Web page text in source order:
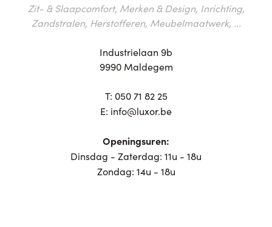
Zit- & Slaapcomfort, Merken & Design, Inrichting,
Zandstralen, Herstofferen, Meubelmaatwerk, ...
Industrielaan 9b
9990 Maldegem
T: 050 71 82 25
E: info@luxor.be
Openingsuren:
Dinsdag - Zaterdag: 11u - 18u
Zondag: 14u - 18u